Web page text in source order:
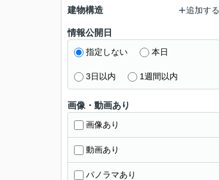
建物構造 追加する
情報公開日
指定しない 本日
3日以内 1週間以内
画像・動画あり
画像あり
動画あり
パノラマあり